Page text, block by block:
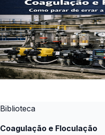
Biblioteca
Coagulação e Floculação